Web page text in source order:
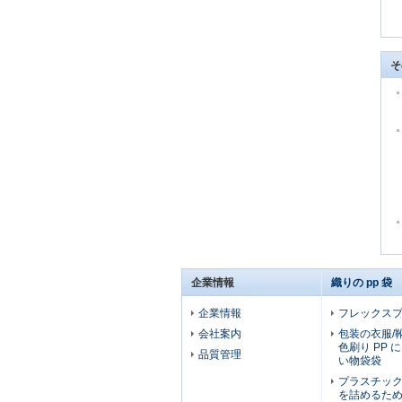
企業情報
企業情報
会社案内
品質管理
織りの pp 袋
フレックス
包装の衣服/
色刷り PP
い物袋袋
プラスチッ
を詰めるた